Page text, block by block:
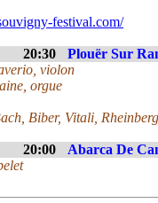
festival.com/
20:30 Plouër Sur
violon
orgue
Biber, Vitali,
20:00
Abarca De